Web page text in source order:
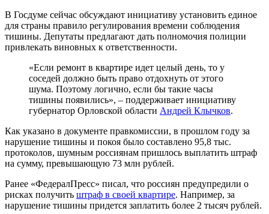
В Госдуме сейчас обсуждают инициативу установить единое
для страны правило регулирования времени соблюдения
тишины. Депутаты предлагают дать полномочия полиции
привлекать виновных к ответственности.
«Если ремонт в квартире идет целый день, то у
соседей должно быть право отдохнуть от этого
шума. Поэтому логично, если бы такие часы
тишины появились», – поддерживает инициативу
губернатор Орловской области Андрей Клычков.
Как указано в документе правкомиссии, в прошлом году за
нарушение тишины и покоя было составлено 95,8 тыс.
протоколов, шумным россиянам пришлось выплатить штраф
на сумму, превышающую 73 млн рублей.
Ранее «ФедералПресс» писал, что россиян предупредили о
рисках получить штраф в своей квартире. Например, за
нарушение тишины придется заплатить более 2 тысяч рублей.